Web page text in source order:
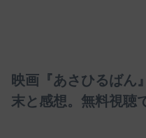
映画『あさひるばん
末と感想。無料視聴